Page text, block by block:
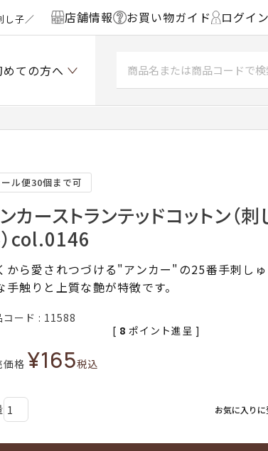
し子／ 店舗情報 お買い物ガイド ログイ
めての方へ
ル便30個まで可
カーストランテッドコットン（刺
col.0146
から愛されつづける"アンカー"の25番手刺し
手触りと上質な艶が特徴です。
コード 11588
価格 ¥165税込
[ 8 ポイント進呈 ]
お気に入りに